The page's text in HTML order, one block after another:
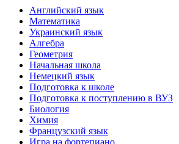
Английский язык
Математика
Украинский язык
Алгебра
Геометрия
Начальная школа
Немецкий язык
Подготовка к школе
Подготовка к поступлению в ВУЗ
Биология
Химия
Французский язык